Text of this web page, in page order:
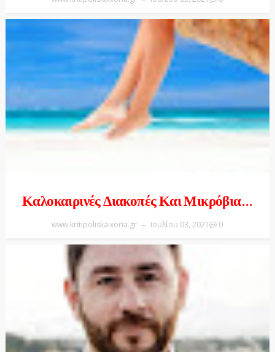
Καλοκαιρινές Διακοπές Και Μικρόβια...
www.kritipoliskaixoria.gr Ιουλίου 03, 2021 0